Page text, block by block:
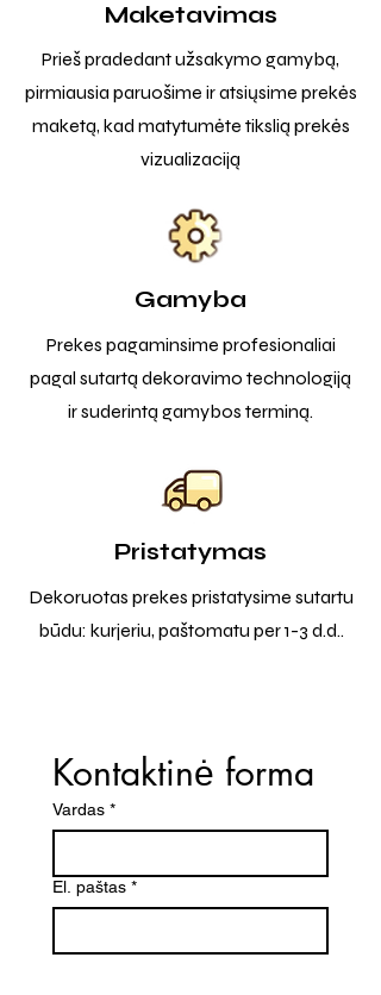
Maketavimas
Prieš pradedant užsakymo gamybą,
pirmiausia paruošime ir atsiųsime prekės
maketą, kad matytumėte tikslią prekės
vizualizaciją
Gamyba
Prekes pagaminsime profesionaliai
pagal sutartą dekoravimo technologiją
ir suderintą gamybos terminą.
Pristatymas
Dekoruotas prekes pristatysime sutartu
būdu: kurjeriu, paštomatu per 1-3 d.d..
Kontaktinė forma
Vardas *
El. paštas *